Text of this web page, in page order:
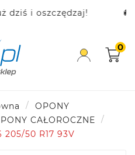
i oszczędzaj! 🚚
0
OPONY
CAŁOROCZNE
205/50 R17 93V